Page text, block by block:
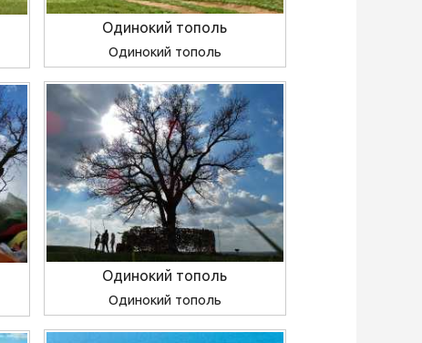
Одинокий тополь
Одинокий тополь
Одинокий тополь
Одинокий тополь